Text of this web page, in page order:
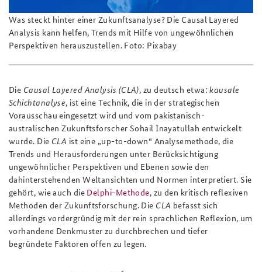
Was steckt hinter einer Zukunftsanalyse? Die Causal Layered
Analysis kann helfen, Trends mit Hilfe von ungewöhnlichen
Perspektiven herauszustellen. Foto: Pixabay
Die Causal Layered Analysis (CLA), zu deutsch etwa:kausale
Schichtanalyse, ist eine Technik, die in der strategischen
Vorausschau eingesetzt wird und vom pakistanisch-
australischen Zukunftsforscher Sohail Inayatullah entwickelt
wurde. Die CLA ist eine „up-to-down“ Analysemethode, die
Trends und Herausforderungen unter Berücksichtigung
ungewöhnlicher Perspektiven und Ebenen sowie den
dahinterstehenden Weltansichten und Normen interpretiert. Sie
gehört, wie auch die Delphi-Methode, zu den kritisch reflexiven
Methoden der Zukunftsforschung. Die CLA befasst sich
allerdings vordergründig mit der rein sprachlichen Reflexion, um
vorhandene Denkmuster zu durchbrechen und tiefer
begründete Faktoren offen zu legen.